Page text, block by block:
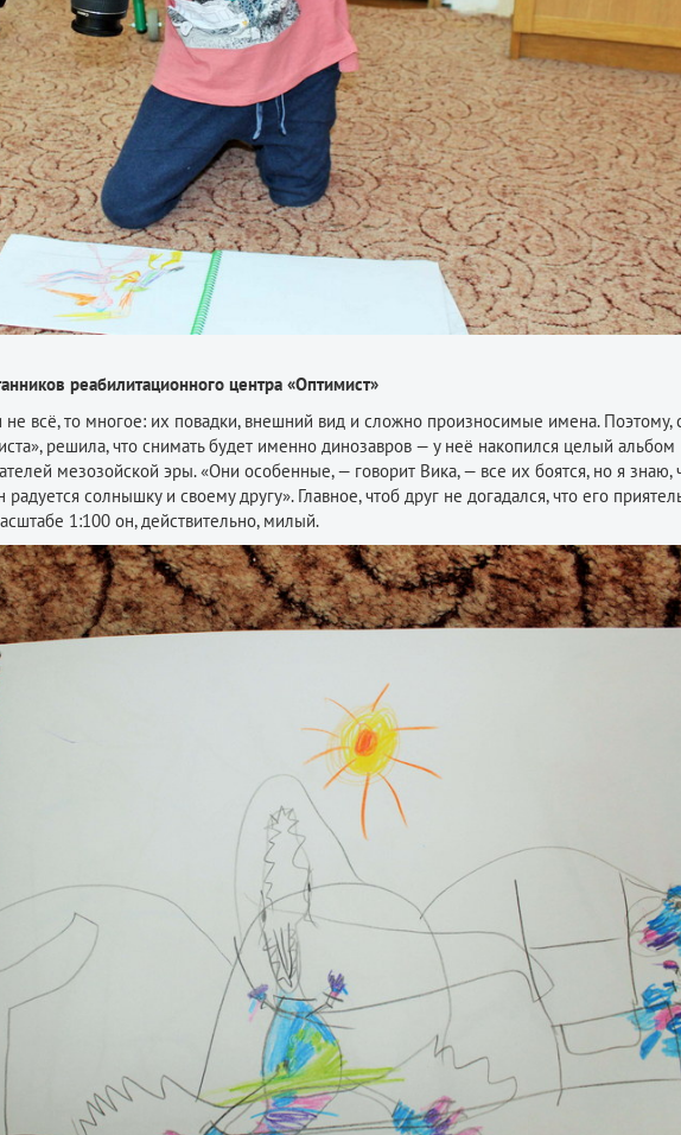
реабилитационного центра «Оптимист»
не всё, то многое: их повадки, внешний вид и сложно произносимые имена. Поэтому,
решила, что снимать будет именно динозавров — у неё накопился целый альбом
мезозойской эры. «Они особенные, — говорит Вика, — все их боятся, но я знаю,
солнышку и своему другу». Главное, чтоб друг не догадался, что его
1:100 он, действительно, милый.